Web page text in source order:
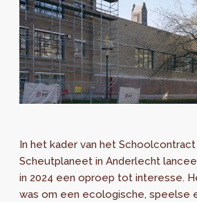
In het kader van het Schoolcontract
Scheutplaneet in Anderlecht
in 2024 een oproep tot interesse.
was om een ecologische, speelse